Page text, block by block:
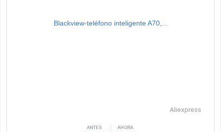
Blackview-teléfono inteligente A70,...
Aliexpress
ANTES AHORA